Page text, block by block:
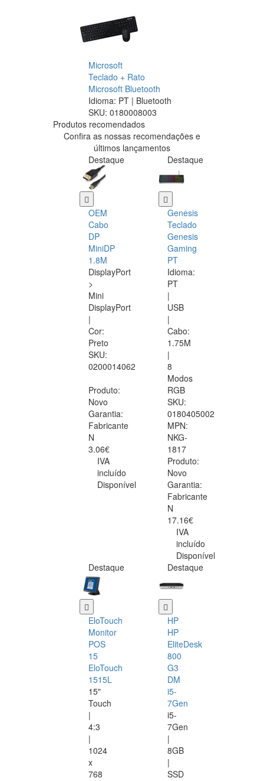
Microsoft
Teclado + Rato
Microsoft Bluetooth
Idioma: PT | Bluetooth
SKU: 0180008003
Produtos recomendados
Confira as nossas recomendações e
últimos lançamentos
Destaque
OEM
Cabo
DP
MiniDP
1.8M
DisplayPort
>
Mini
DisplayPort
|
Cor:
Preto
SKU:
0200014062
Produto:
Novo
Garantia:
Fabricante
N
3.06€
IVA
incluído
Disponível
Destaque
Genesis
Teclado
Genesis
Gaming
PT
Idioma:
PT
|
USB
|
Cabo:
1.75M
|
8
Modos
RGB
SKU:
0180405002
MPN:
NKG-
1817
Produto:
Novo
Garantia:
Fabricante
N
17.16€
IVA
incluído
Disponível
Destaque
EloTouch
Monitor
POS
15
EloTouch
1515L
15"
Touch
|
4:3
|
1024
x
768
Destaque
HP
HP
EliteDesk
800
G3
DM
i5-
7Gen
i5-
7Gen
|
8GB
|
SSD